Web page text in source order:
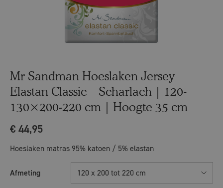
Mr Sandman Hoeslaken Jersey
Elastan Classic – Scharlach | 120-
130×200-220 cm | Hoogte 35 cm
€ 44,95
Hoeslaken matras 95% katoen / 5% elastan
Afmeting 120 x 200 tot 220 cm